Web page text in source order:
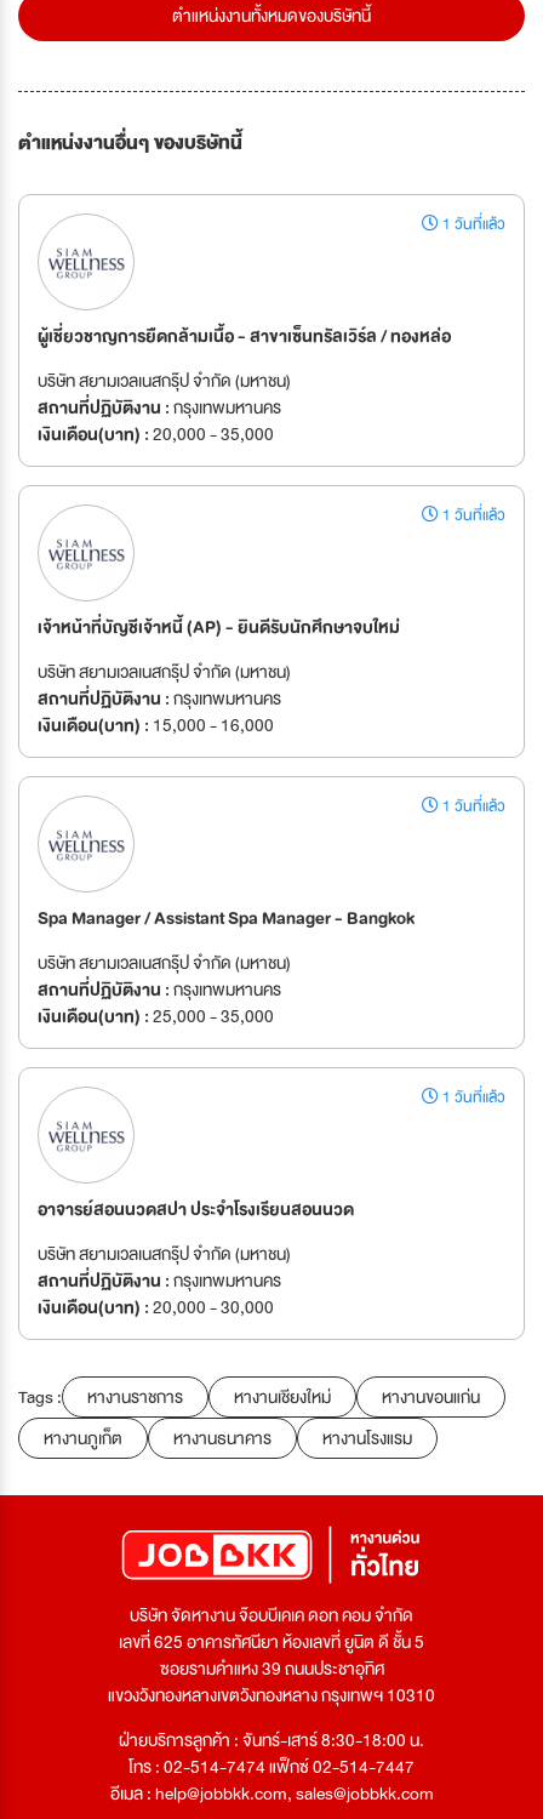
ตำแหน่งงานทั้งหมดของบริษัทนี้
ตำแหน่งงานอื่นๆ ของบริษัทนี้
1 วันที่แล้ว
ผู้เชี่ยวชาญการยืดกล้ามเนื้อ - สาขาเซ็นทรัลเวิร์ล / ทองหล่อ
บริษัท สยามเวลเนสกรุ๊ป จำกัด (มหาชน)
สถานที่ปฏิบัติงาน :กรุงเทพมหานคร
เงินเดือน(บาท) :20,000 - 35,000
1 วันที่แล้ว
เจ้าหน้าที่บัญชีเจ้าหนี้ (AP) - ยินดีรับนักศึกษาจบใหม่
บริษัท สยามเวลเนสกรุ๊ป จำกัด (มหาชน)
สถานที่ปฏิบัติงาน :กรุงเทพมหานคร
เงินเดือน(บาท) : 15,000 - 16,000
1 วันที่แล้ว
Spa Manager / Assistant Spa Manager - Bangkok
บริษัท สยามเวลเนสกรุ๊ป จำกัด (มหาชน)
สถานที่ปฏิบัติงาน :กรุงเทพมหานคร
เงินเดือน(บาท) :25,000 - 35,000
1 วันที่แล้ว
อาจารย์สอนนวดสปา ประจำโรงเรียนสอนนวด
บริษัท สยามเวลเนสกรุ๊ป จำกัด (มหาชน)
สถานที่ปฏิบัติงาน :กรุงเทพมหานคร
เงินเดือน(บาท) :20,000 - 30,000
Tags : หางานราชการ หางานเชียงใหม่
หางานขอนแก่น
หางานภูเก็ต
หางานธนาคาร หางานโรงแรม
บริษัท จัดหางาน จ๊อบบีเคเค ดอท คอม จำกัด
เลขที่ 625 อาคารทัศนียา ห้องเลขที่ ยูนิต ดี ชั้น 5
ซอยรามคำแหง 39 ถนนประชาอุทิศ
แขวงวังทองหลางเขตวังทองหลาง กรุงเทพฯ 10310
ฝ่ายบริการลูกค้า : จันทร์-เสาร์ 8:30-18:00 น.
โทร : 02-514-7474 แฟ็กซ์ 02-514-7447
อีเมล :help@jobbkk.com,sales@jobbkk.com